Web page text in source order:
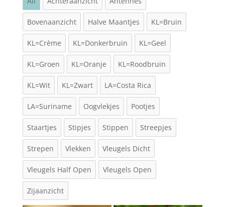
Bovenaanzicht Halve Maantjes KL=Bruin
KL=Crème KL=Donkerbruin KL=Geel
KL=Groen KL=Oranje KL=Roodbruin
KL=Wit KL=Zwart LA=Costa Rica
LA=Suriname Oogvlekjes Pootjes
Staartjes Stipjes Stippen Streepjes
Strepen Vlekken Vleugels Dicht
Vleugels Half Open Vleugels Open
Zijaanzicht